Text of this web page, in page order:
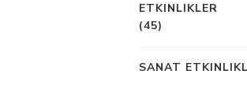
ETKINLIKLER
(45)
SANAT